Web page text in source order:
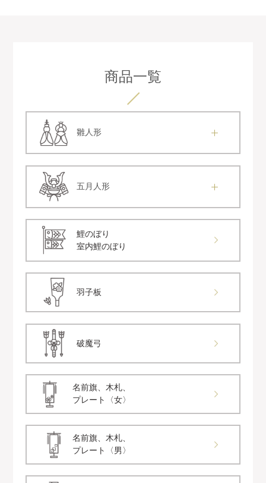
商品一覧
雛人形
五月人形
鯉のぼり
室内鯉のぼり
羽子板
破魔弓
名前旗、木札、
プレート〈女〉
名前旗、木札、
プレート〈男〉